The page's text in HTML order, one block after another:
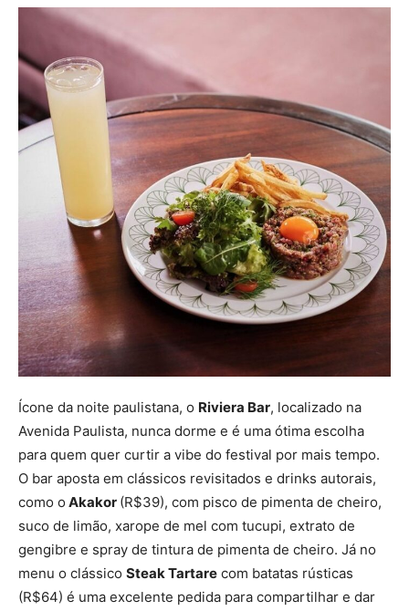
Ícone da noite paulistana, o Riviera Bar, localizado na
Avenida Paulista, nunca dorme e é uma ótima escolha
para quem quer curtir a vibe do festival por mais tempo.
O bar aposta em clássicos revisitados e drinks autorais,
como o Akakor (R$39), com pisco de pimenta de cheiro,
suco de limão, xarope de mel com tucupi, extrato de
gengibre e spray de tintura de pimenta de cheiro. Já no
menu o clássico Steak Tartare com batatas rústicas
(R$64) é uma excelente pedida para compartilhar e dar